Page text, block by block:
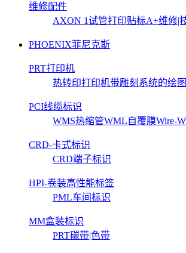
维修配件
AXON 1试管打印贴标A+维修|
PHOENIX菲尼克斯
PRT打印机
热转印打印机带雕刻系统的绘
PCI线缆标识
WMS热缩管WML自覆膜Wire-
CRD-卡式标识
CRD端子标识
HPI-卷装高性能标签
PML车间标识
MM盒装标识
PRT碳带|色带